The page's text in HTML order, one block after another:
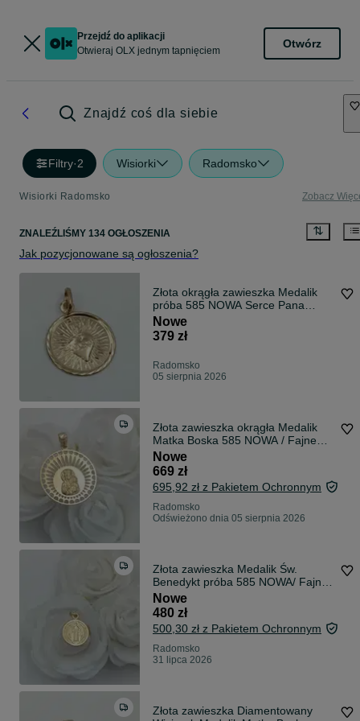
Przejdź do aplikacji
Otwieraj OLX jednym tapnięciem
Otwórz
Znajdź coś dla siebie
Filtry·2 Wisiorki Radomsko
Wisiorki Radomsko Zobacz
ZNALEŹLIŚMY 134 OGŁOSZENIA
Jak pozycjonowane są ogłoszenia?
Złota okrągła zawieszka Medalik
próba 585 NOWA Serce Pana
Jezusa/ Fajne Okazje
Nowe
379 zł
Radomsko
05 sierpnia 2026
Złota zawieszka okrągła Medalik
Matka Boska 585 NOWA / Fajne
Okazje
Nowe
669 zł
695,92 zł z Pakietem Ochronnym
Radomsko
Odświeżono dnia 05 sierpnia 2026
Złota zawieszka Medalik Św.
Benedykt próba 585 NOWA/ Fajne
Okazje
Nowe
480 zł
500,30 zł z Pakietem Ochronnym
Radomsko
31 lipca 2026
Złota zawieszka Diamentowany